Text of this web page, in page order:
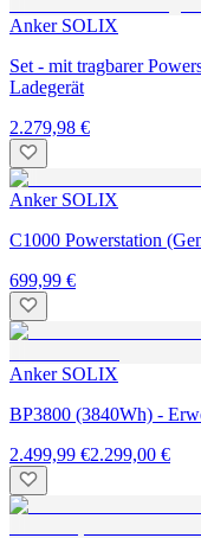
Anker SOLIX
Set - mit tragbarer
Ladegerät
2.279,98 €
Anker SOLIX
C1000 Powerstation
699,99 €
Anker SOLIX
BP3800 (3840Wh) -
2.499,99 €2.299,00 €